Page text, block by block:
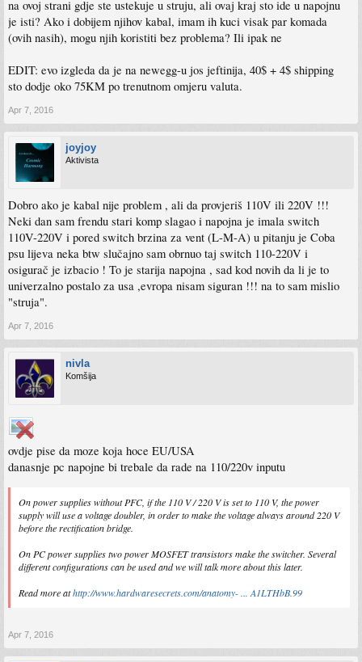
na ovoj strani gdje ste ustekuje u struju, ali ovaj kraj sto ide u napojnu
je isti? Ako i dobijem njihov kabal, imam ih kuci visak par komada
(ovih nasih), mogu njih koristiti bez problema? Ili ipak ne
EDIT: evo izgleda da je na newegg-u jos jeftinija, 40$ + 4$ shipping
sto dodje oko 75KM po trenutnom omjeru valuta.
Apr 7, 2016
joyjoy
Aktivista
Dobro ako je kabal nije problem , ali da provjeriš 110V ili 220V !!!
Neki dan sam frendu stari komp slagao i napojna je imala switch
110V-220V i pored switch brzina za vent (L-M-A) u pitanju je Coba
psu lijeva neka btw slučajno sam obrnuo taj switch 110-220V i
osigurač je izbacio ! To je starija napojna , sad kod novih da li je to
univerzalno postalo za usa ,evropa nisam siguran !!! na to sam mislio
"struja".
Apr 7, 2016
nivla
Komšija
ovdje pise da moze koja hoce EU/USA
danasnje pc napojne bi trebale da rade na 110/220v inputu
On power supplies without PFC, if the 110 V / 220 V is set to 110 V, the power
supply will use a voltage doubler, in order to make the voltage always around 220 V
before the rectification bridge.
On PC power supplies two power MOSFET transistors make the switcher. Several
different configurations can be used and we will talk more about this later.
Read more athttp://www.hardwaresecrets.com/anatomy- ... A1LTHbB.99
Apr 7, 2016